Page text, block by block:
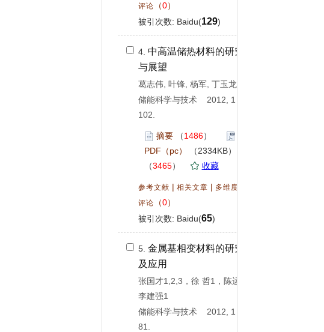
评论 （0）
被引次数: Baidu(129)
4. 中高温储热材料的研究现状
与展望
葛志伟, 叶锋, 杨军, 丁玉龙
储能科学与技术 2012, 1 (
102.
摘要（1486）
PDF（pc）
（2334KB）
（3465） 收藏
参考文献 | 相关文章 | 多维度评价
评论 （0）
被引次数: Baidu(65)
5. 金属基相变材料的研究进展
及应用
张国才1,2,3，徐 哲1，陈运法2，
李建强1
储能科学与技术 2012, 1 (
81.